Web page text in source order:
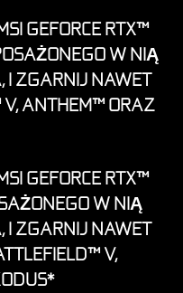
GEFORCE RTX™
W NIĄ
I ZGARNIJ NAWET
V, ANTHEM™ ORAZ
GEFORCE RTX™
W NIĄ
I ZGARNIJ NAWET
V,